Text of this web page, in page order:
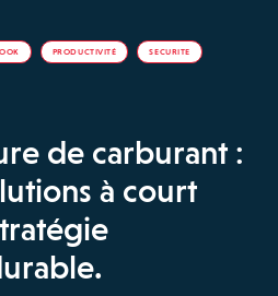
PRODUCTIVITÉ SECURITE
de carburant :
à court